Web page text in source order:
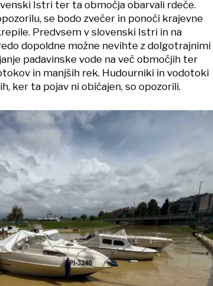
Istri ter ta območja obarvali rdeče.
se bodo zvečer in ponoči krajevne
Predvsem v slovenski Istri in na
dopoldne možne nevihte z dolgotrajnimi
padavinske vode na več območjih ter
in manjših rek. Hudourniki in vodotoki
ker ta pojav ni običajen, so opozorili.